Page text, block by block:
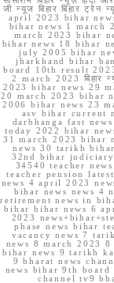
जी न्यूज बिहार बिहार
april 2023 bihar
bihar news 1 march
march 2023 bihar
bihar news 18 bihar
july 2005 bihar
jharkhand bihar
board 10th result
2 march 2023 बिहार
2023 bihar news 29
20 march 2023 bihar
2006 bihar news 23
asv bihar current
darbhanga fast
today 2022 bihar
31 march 2023 bihar
news 30 tarikh
32nd bihar
34540 teacher
teacher pension
news 4 april 2023
bihar news news 4
retirement news in
bihar bihar news 6
2023
phase news bihar
vacancy news 7
news 8 march 2023
bihar news 9 tarikh ka
9 bharat news
news bihar 9th board
channel tv9